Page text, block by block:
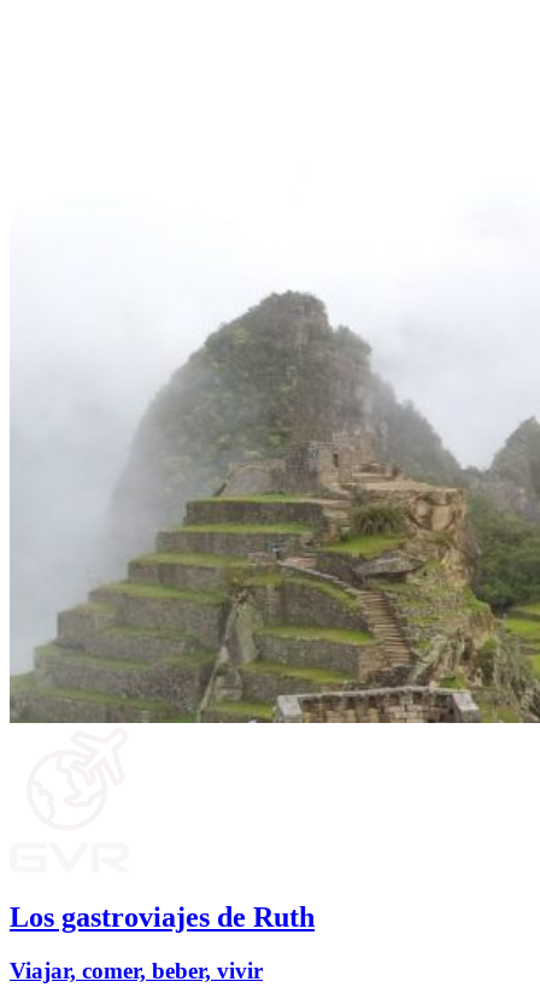
Los gastroviajes de Ruth
Viajar, comer, beber, vivir